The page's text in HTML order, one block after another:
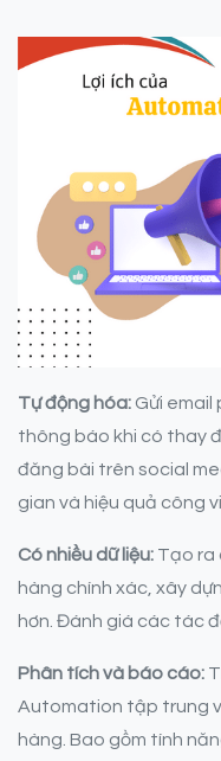
Tự động hóa: Gửi email
thông báo khi có thay
đăng bài trên social
gian và hiệu quả công
Có nhiều dữ liệu: Tạo ra
hàng chính xác, xây
hơn. Đánh giá các tác
Phân tích và báo cáo:
Automation tập trung
hàng. Bao gồm tính